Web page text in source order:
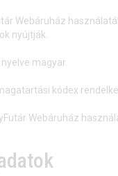
Webáruház
nyújtják.
magyar.
kódex
Webáruház